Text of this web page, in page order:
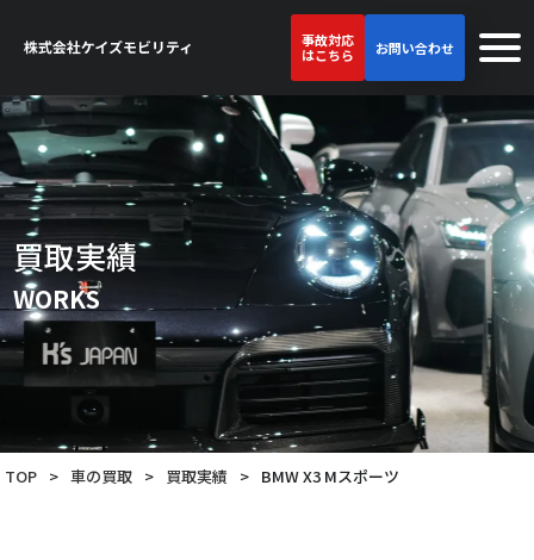
事故対応
はこちら
お問い合わせ
買取実績
WORKS
TOP > 車の買取 > 買取実績 > BMW X3 Mスポーツ